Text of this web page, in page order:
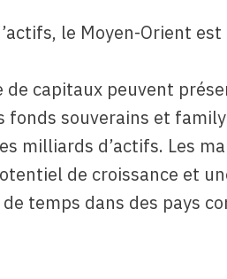
le Moyen-Orient
de capitaux peuvent
fonds souverains et
milliards d’actifs. Les
de croissance et
temps dans des pays